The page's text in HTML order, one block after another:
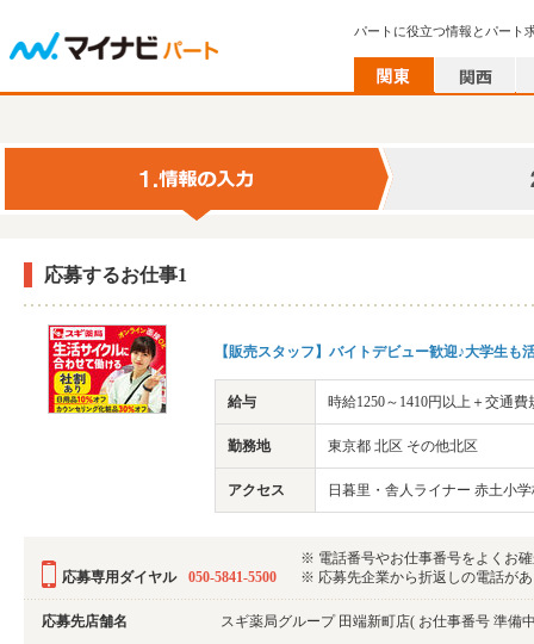
パートに役立つ情報とパート
応募するお仕事1
【販売スタッフ】バイトデビュー歓迎♪大学生
給与 時給1250～1410円以上＋交通費
勤務地 東京都 北区 その他北区
アクセス 日暮里・舎人ライナー 赤土小
応募専用ダイヤル 050-5841-5500
※ 電話番号やお仕事番号をよくお
※ 応募先企業から折返しの電話が
応募先店舗名 スギ薬局グループ 田端新町店( お仕事番号 準備